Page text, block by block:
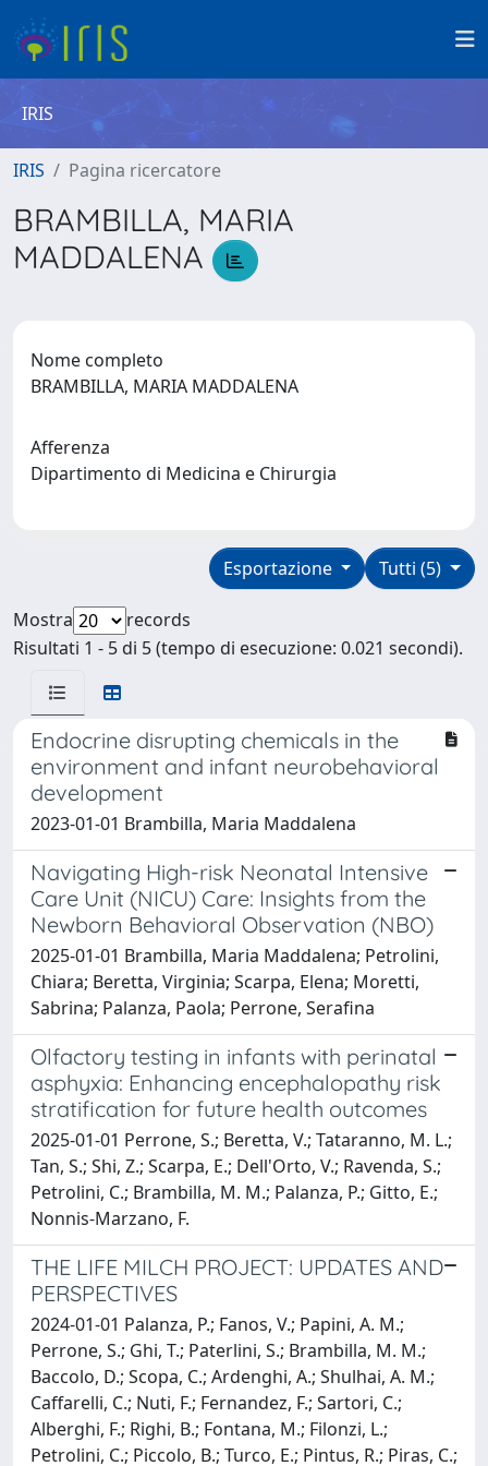
IRIS
IRIS Pagina ricercatore
BRAMBILLA, MARIA
MADDALENA
Nome completo
BRAMBILLA, MARIA MADDALENA
Afferenza
Dipartimento di Medicina e Chirurgia
Tutti (5)
Esportazione
Mostra
records
Risultati 1 - 5 di 5 (tempo di esecuzione: 0.021 secondi).
Endocrine disrupting chemicals in the
environment and infant neurobehavioral
development
2023-01-01 Brambilla, Maria Maddalena
Navigating High-risk Neonatal Intensive
Care Unit (NICU) Care: Insights from the
Newborn Behavioral Observation (NBO)
2025-01-01 Brambilla, Maria Maddalena; Petrolini,
Chiara; Beretta, Virginia; Scarpa, Elena; Moretti,
Sabrina; Palanza, Paola; Perrone, Serafina
Olfactory testing in infants with perinatal
asphyxia: Enhancing encephalopathy risk
stratification for future health outcomes
2025-01-01 Perrone, S.; Beretta, V.; Tataranno, M. L.;
Tan, S.; Shi, Z.; Scarpa, E.; Dell'Orto, V.; Ravenda, S.;
Petrolini, C.; Brambilla, M. M.; Palanza, P.; Gitto, E.;
Nonnis-Marzano, F.
THE LIFE MILCH PROJECT: UPDATES AND
PERSPECTIVES
2024-01-01 Palanza, P.; Fanos, V.; Papini, A. M.;
Perrone, S.; Ghi, T.; Paterlini, S.; Brambilla, M. M.;
Baccolo, D.; Scopa, C.; Ardenghi, A.; Shulhai, A. M.;
Caffarelli, C.; Nuti, F.; Fernandez, F.; Sartori, C.;
Alberghi, F.; Righi, B.; Fontana, M.; Filonzi, L.;
Petrolini, C.; Piccolo, B.; Turco, E.; Pintus, R.; Piras, C.;